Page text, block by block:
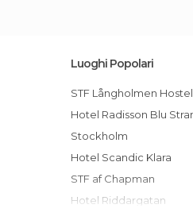
Luoghi Popolari
STF Långholmen Hostel
Hotel Radisson Blu Strand Hotel,
Stockholm
Hotel Scandic Klara
STF af Chapman
Hotel Riddargatan